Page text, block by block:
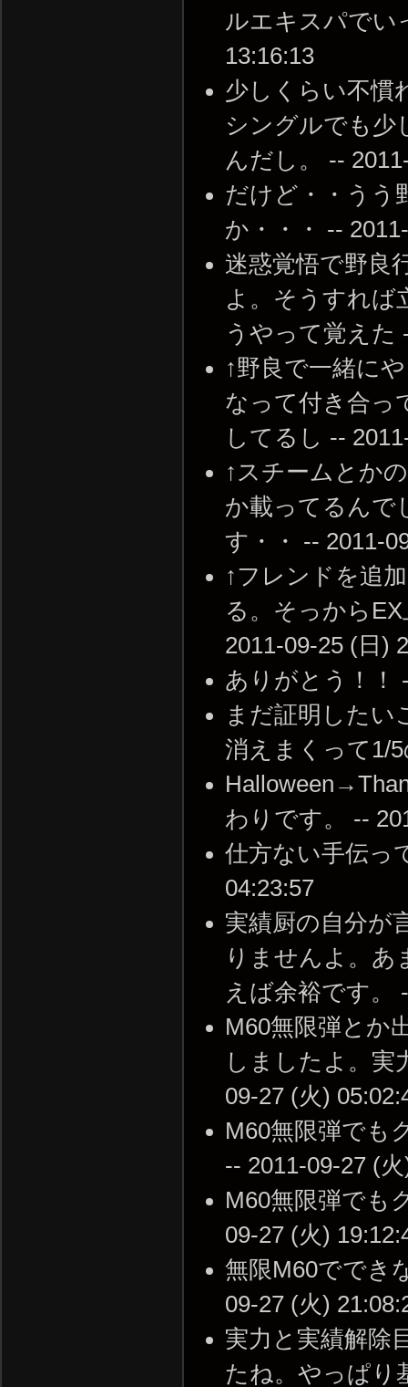
ルエキスパでい
13:16:13
少しくらい不慣
シングルでも少
んだし。 --
だけど・・うう
か・・・ --
迷惑覚悟で野良
よ。そうすれば
うやって覚えた
↑野良で一緒に
なって付き合っ
してるし --
↑スチームとか
か載ってるんで
す・・ -- 2011-
↑フレンドを追
る。そっから
2011-09-25 (日)
ありがとう！！
まだ証明したい
消えまくって1/
わりです。 --
仕方ない手伝っ
04:23:57
実績厨の自分が
りませんよ。あ
えば余裕です。
M60無限弾とか
しましたよ。実
09-27 (火)
M60無限弾でも
-- 2011-09-27 (
M60無限弾でも
09-27 (火)
無限M60ででき
09-27 (火)
実力と実績解除
たね。やっぱり